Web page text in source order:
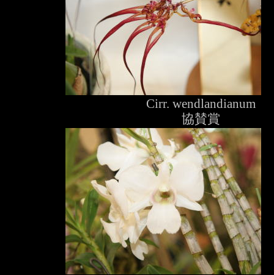
Cirr. wendlandianum
協賛賞